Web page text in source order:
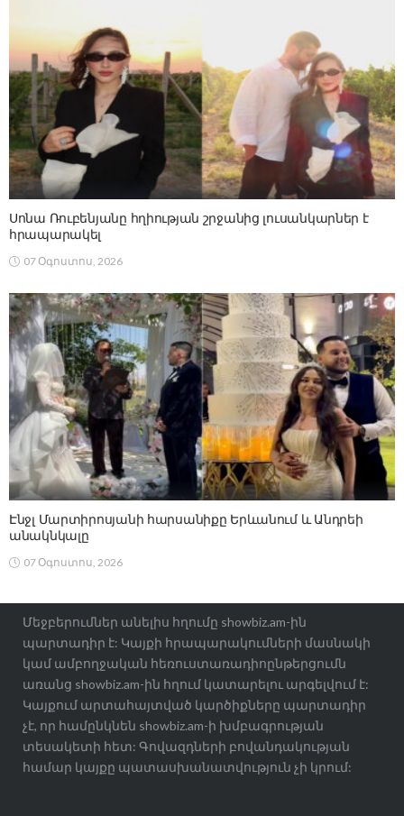
Սոնա Ռուբենյանը հղիության շրջանից լուսանկարներ է
հրապարակել
07 Օգոստոս, 2026
Էնջլ Մարտիրոսյանի հարսանիքը Երևանում և Անդրեի
անակնկալը
07 Օգոստոս, 2026
Մեջբերումներ անելիս հղումը showbiz.am-ին
պարտադիր է: Կայքի հրապարակումների մասնակի
կամ ամբողջական հեռուստառադիոընթերցումն
առանց showbiz.am-ին հղում կատարելու արգելվում է:
Կայքում արտահայտված կարծիքները պարտադիր
չէ, որ համընկնեն showbiz.am-ի խմբագրության
տեսակետի հետ: Գովազդների բովանդակության
համար կայքը պատասխանատվություն չի կրում: